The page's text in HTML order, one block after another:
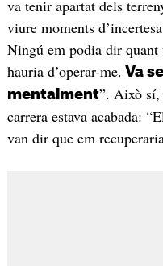
va tenir apartat dels
viure moments
Ningú em podia dir
hauria d’operar-me. Va
mentalment”. Això sí,
carrera estava acabada:
van dir que em